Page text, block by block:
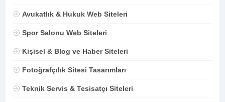
Avukatlık & Hukuk Web Siteleri
Spor Salonu Web Siteleri
Kişisel & Blog ve Haber Siteleri
Fotoğrafçılık Sitesi Tasarımları
Teknik Servis & Tesisatçı Siteleri